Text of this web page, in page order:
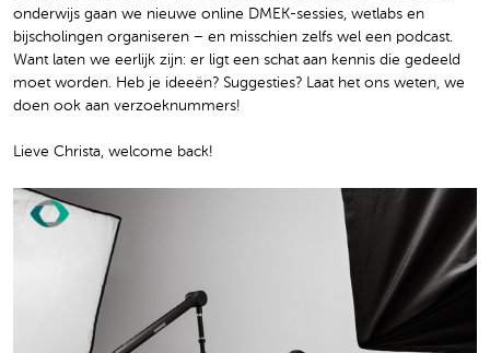
onderwijs gaan we nieuwe online DMEK-sessies, wetlabs en
bijscholingen organiseren – en misschien zelfs wel een podcast.
Want laten we eerlijk zijn: er ligt een schat aan kennis die gedeeld
moet worden. Heb je ideeën? Suggesties? Laat het ons weten, we
doen ook aan verzoeknummers!
Lieve Christa, welcome back!